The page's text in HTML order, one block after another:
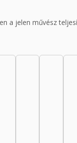
a jelen művész